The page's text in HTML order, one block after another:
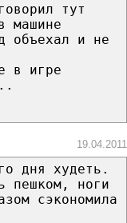
тут
машине
объехал и не
в игре
19.04.2011
дня худеть.
пешком, ноги
сэкономила